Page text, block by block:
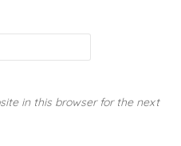
in this browser for the next